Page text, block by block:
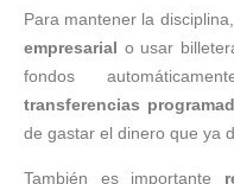
Para mantener la
empresarial o usar
fondos
transferencias
de gastar el dinero que ya
También es importante